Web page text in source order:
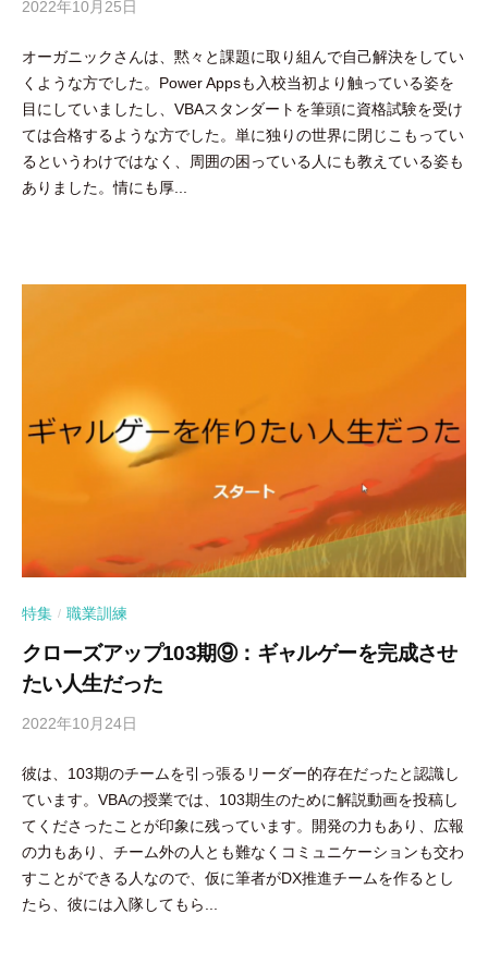
2022年10月25日
隅
田
智
尋
オーガニックさんは、黙々と課題に取り組んで自己解決をしてい
くような方でした。Power Appsも入校当初より触っている姿を
目にしていましたし、VBAスタンダートを筆頭に資格試験を受け
ては合格するような方でした。単に独りの世界に閉じこもってい
るというわけではなく、周囲の困っている人にも教えている姿も
ありました。情にも厚...
特集 / 職業訓練
クローズアップ103期⑨：ギャルゲーを完成させ
たい人生だった
2022年10月24日
隅
田
智
尋
彼は、103期のチームを引っ張るリーダー的存在だったと認識し
ています。VBAの授業では、103期生のために解説動画を投稿し
てくださったことが印象に残っています。開発の力もあり、広報
の力もあり、チーム外の人とも難なくコミュニケーションも交わ
すことができる人なので、仮に筆者がDX推進チームを作るとし
たら、彼には入隊してもら...